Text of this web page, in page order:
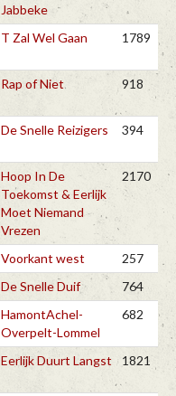
Jabbeke
T Zal Wel Gaan 1789
Rap of Niet 918
De Snelle Reizigers 394
Hoop In De
Toekomst & Eerlijk
Moet Niemand
Vrezen
2170
Voorkant west
257
De Snelle Duif
764
HamontAchel-
Overpelt-Lommel
682
Eerlijk Duurt Langst 1821